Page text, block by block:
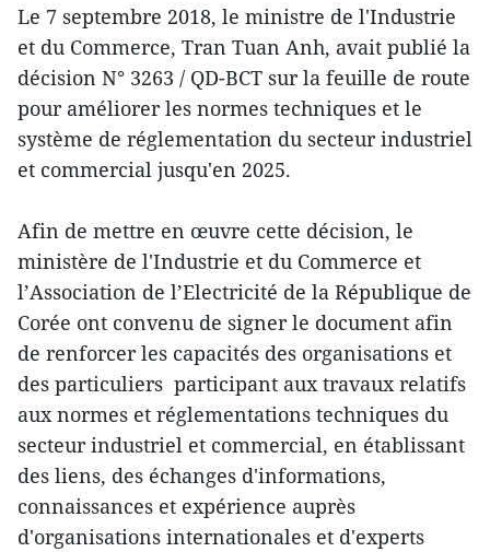
Le 7 septembre 2018, le ministre de l'Industrie
et du Commerce, Tran Tuan Anh, avait publié la
décision N° 3263 / QD-BCT sur la feuille de route
pour améliorer les normes techniques et le
système de réglementation du secteur industriel
et commercial jusqu'en 2025.
Afin de mettre en œuvre cette décision, le
ministère de l'Industrie et du Commerce et
l’Association de l’Electricité de la République de
Corée ont convenu de signer le document afin
de renforcer les capacités des organisations et
des particuliers participant aux travaux relatifs
aux normes et réglementations techniques du
secteur industriel et commercial, en établissant
des liens, des échanges d'informations,
connaissances et expérience auprès
d'organisations internationales et d'experts